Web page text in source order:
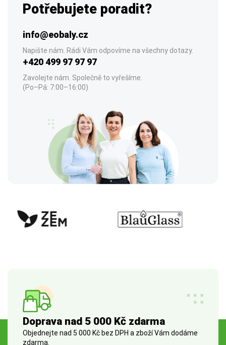
Potřebujete poradit?
info@eobaly.cz
Napište nám. Rádi Vám odpovíme na všechny dotazy.
+420 499 97 97 97
Zavolejte nám. Společně to vyřešíme.
(Po–Pá: 7:00–16:00)
Doprava nad 5 000 Kč zdarma
Objednejte nad 5 000 Kč bez DPH a zboží Vám dodáme
zdarma.